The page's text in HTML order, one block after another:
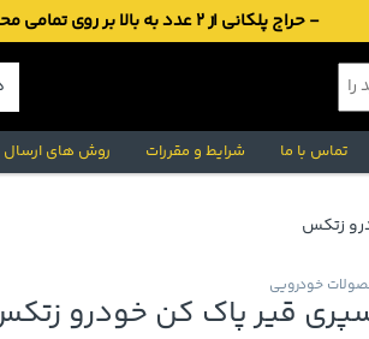
- حراج پلکانی از 2 عدد به بالا بر روی تمامی محصولات -
تماس با ما شرایط و مقررات روش های ارسال
زتکس
خودرویی
قیر پاک کن خودرو